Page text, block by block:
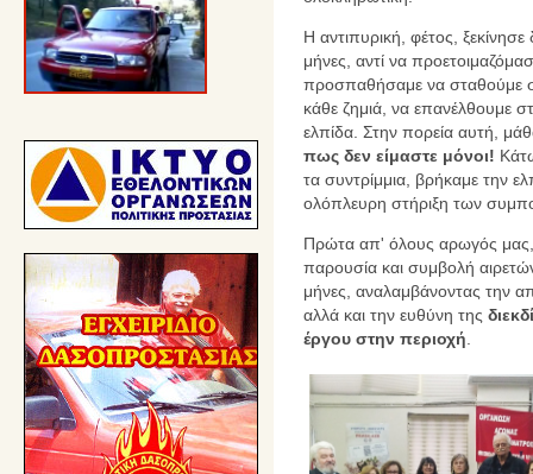
Η αντιπυρική, φέτος,
μήνες, αντί να
προσπαθήσαμε να σταθούμε
κάθε ζημιά, να επανέλθουμε
ελπίδα. Στην πορεία αυτή,
πως δεν είμαστε μόνοι!
τα συντρίμμια, βρήκαμε την
ολόπλευρη στήριξη των
Πρώτα απ' όλους αρωγός μας,
παρουσία και συμβολή
μήνες, αναλαμβάνοντας την
αλλά και την ευθύνη της
έργου στην περιοχή.